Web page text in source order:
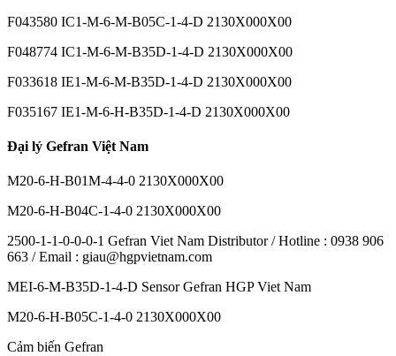
F043580 IC1-M-6-M-B05C-1-4-D 2130X000X00
F048774 IC1-M-6-M-B35D-1-4-D 2130X000X00
F033618 IE1-M-6-M-B35D-1-4-D 2130X000X00
F035167 IE1-M-6-H-B35D-1-4-D 2130X000X00
Đại lý Gefran Việt Nam
M20-6-H-B01M-4-4-0 2130X000X00
M20-6-H-B04C-1-4-0 2130X000X00
2500-1-1-0-0-0-1 Gefran Viet Nam Distributor / Hotline : 0938 906
663 / Email : giau@hgpvietnam.com
MEI-6-M-B35D-1-4-D Sensor Gefran HGP Viet Nam
M20-6-H-B05C-1-4-0 2130X000X00
Cảm biến Gefran